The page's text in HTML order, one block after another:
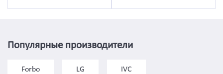
Популярные производители
Forbo LG IVC